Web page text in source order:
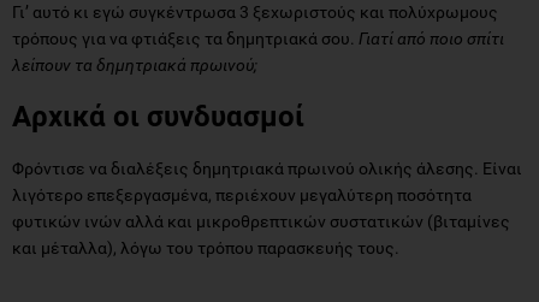
Γι’ αυτό κι εγώ συγκέντρωσα 3 ξεχωριστούς και πολύχρωμους
τρόπους για να φτιάξεις τα δημητριακά σου. Γιατί από ποιο σπίτι
λείπουν τα δημητριακά πρωινού;
Αρχικά οι συνδυασμοί
Φρόντισε να διαλέξεις δημητριακά πρωινού ολικής άλεσης. Είναι
λιγότερο επεξεργασμένα, περιέχουν μεγαλύτερη ποσότητα
φυτικών ινών αλλά και μικροθρεπτικών συστατικών (βιταμίνες
και μέταλλα), λόγω του τρόπου παρασκευής τους.